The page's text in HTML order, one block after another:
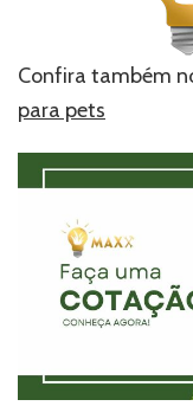
Confira também
para pets